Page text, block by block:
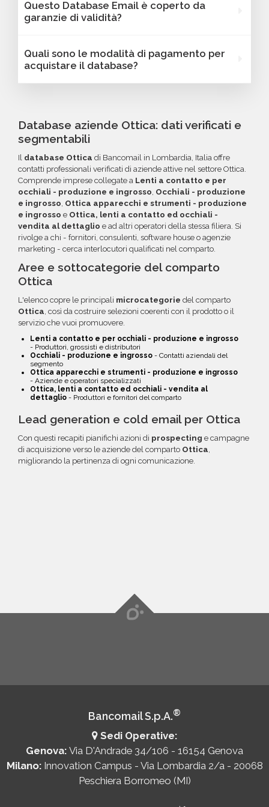
trovare dati come fatturato, numero di
dipendenti, link ai profili social e altre
e personalizzare le tue campagne B2B.
Ottica - Lombardia possono essere filtrati in
base a parametri strategici come
numero di dipendenti, fatturato, forma
giuridica o altri criteri specifici. Se online non
trovi la configurazione che cerchi, contatta il
campagna.
Questo Database Email è coperto da
garanzie di validità?
database email Ottica - Lombardia. Se
riscontri indirizzi email non validi entro 60
giorni dall'acquisto, potrai richiedere un
email inesistenti o DNS errati.
Quali sono le modalità di pagamento per
acquistare il database?
i circuiti protetti Banca Sella e PayPal. Inoltre,
per acquisti voluminosi, è possibile acquistare
maggiori informazioni su come sfruttare
questa opzione.
Database aziende Ottica: dati verificati e
segmentabili
Il database Ottica di Bancomail in Lombardia, Italia offre
contatti professionali verificati di aziende attive nel settore Ottica.
Comprende imprese collegate a Lenti a contatto e per
occhiali - produzione e ingrosso, Occhiali - produzione
e ingrosso, Ottica apparecchi e strumenti - produzione
e ingrosso e Ottica, lenti a contatto ed occhiali -
vendita al dettaglio e ad altri operatori della stessa filiera. Si
rivolge a chi - fornitori, consulenti, software house o agenzie
marketing - cerca interlocutori qualificati nel comparto.
Aree e sottocategorie del comparto
Ottica
L'elenco copre le principali microcategorie del comparto
Ottica , così da costruire selezioni coerenti con il prodotto o il
servizio che vuoi promuovere.
Lenti a contatto e per occhiali - produzione e ingrosso
- Produttori, grossisti e distributori
Occhiali - produzione e ingrosso - Contatti aziendali del
segmento
Ottica apparecchi e strumenti - produzione e ingrosso
- Aziende e operatori specializzati
Ottica, lenti a contatto ed occhiali - vendita al
dettaglio - Produttori e fornitori del comparto
Lead generation e cold email per Ottica
Con questi recapiti pianifichi azioni di prospecting e campagne
di acquisizione verso le aziende del comparto Ottica,
migliorando la pertinenza di ogni comunicazione.
Bancomail S.p.A.®
Sedi Operative:
Genova: Via D'Andrade 34/106 - 16154 Genova
Milano: Innovation Campus - Via Lombardia 2/a - 20068
Peschiera Borromeo (MI)